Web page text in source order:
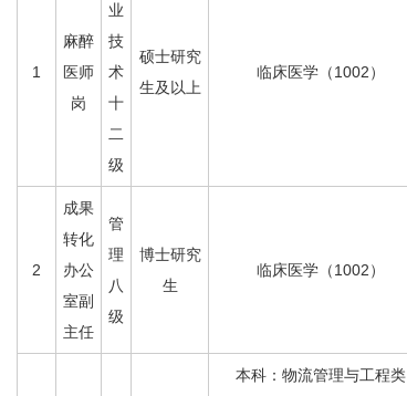
1
麻醉
医师
岗
业
技
术
十
二
级
硕士研究
生及以上
临床医学（1002）
2
成果
转化
办公
室副
主任
管
理
八
级
博士研究
生
临床医学（1002）
本科：物流管理与工程类